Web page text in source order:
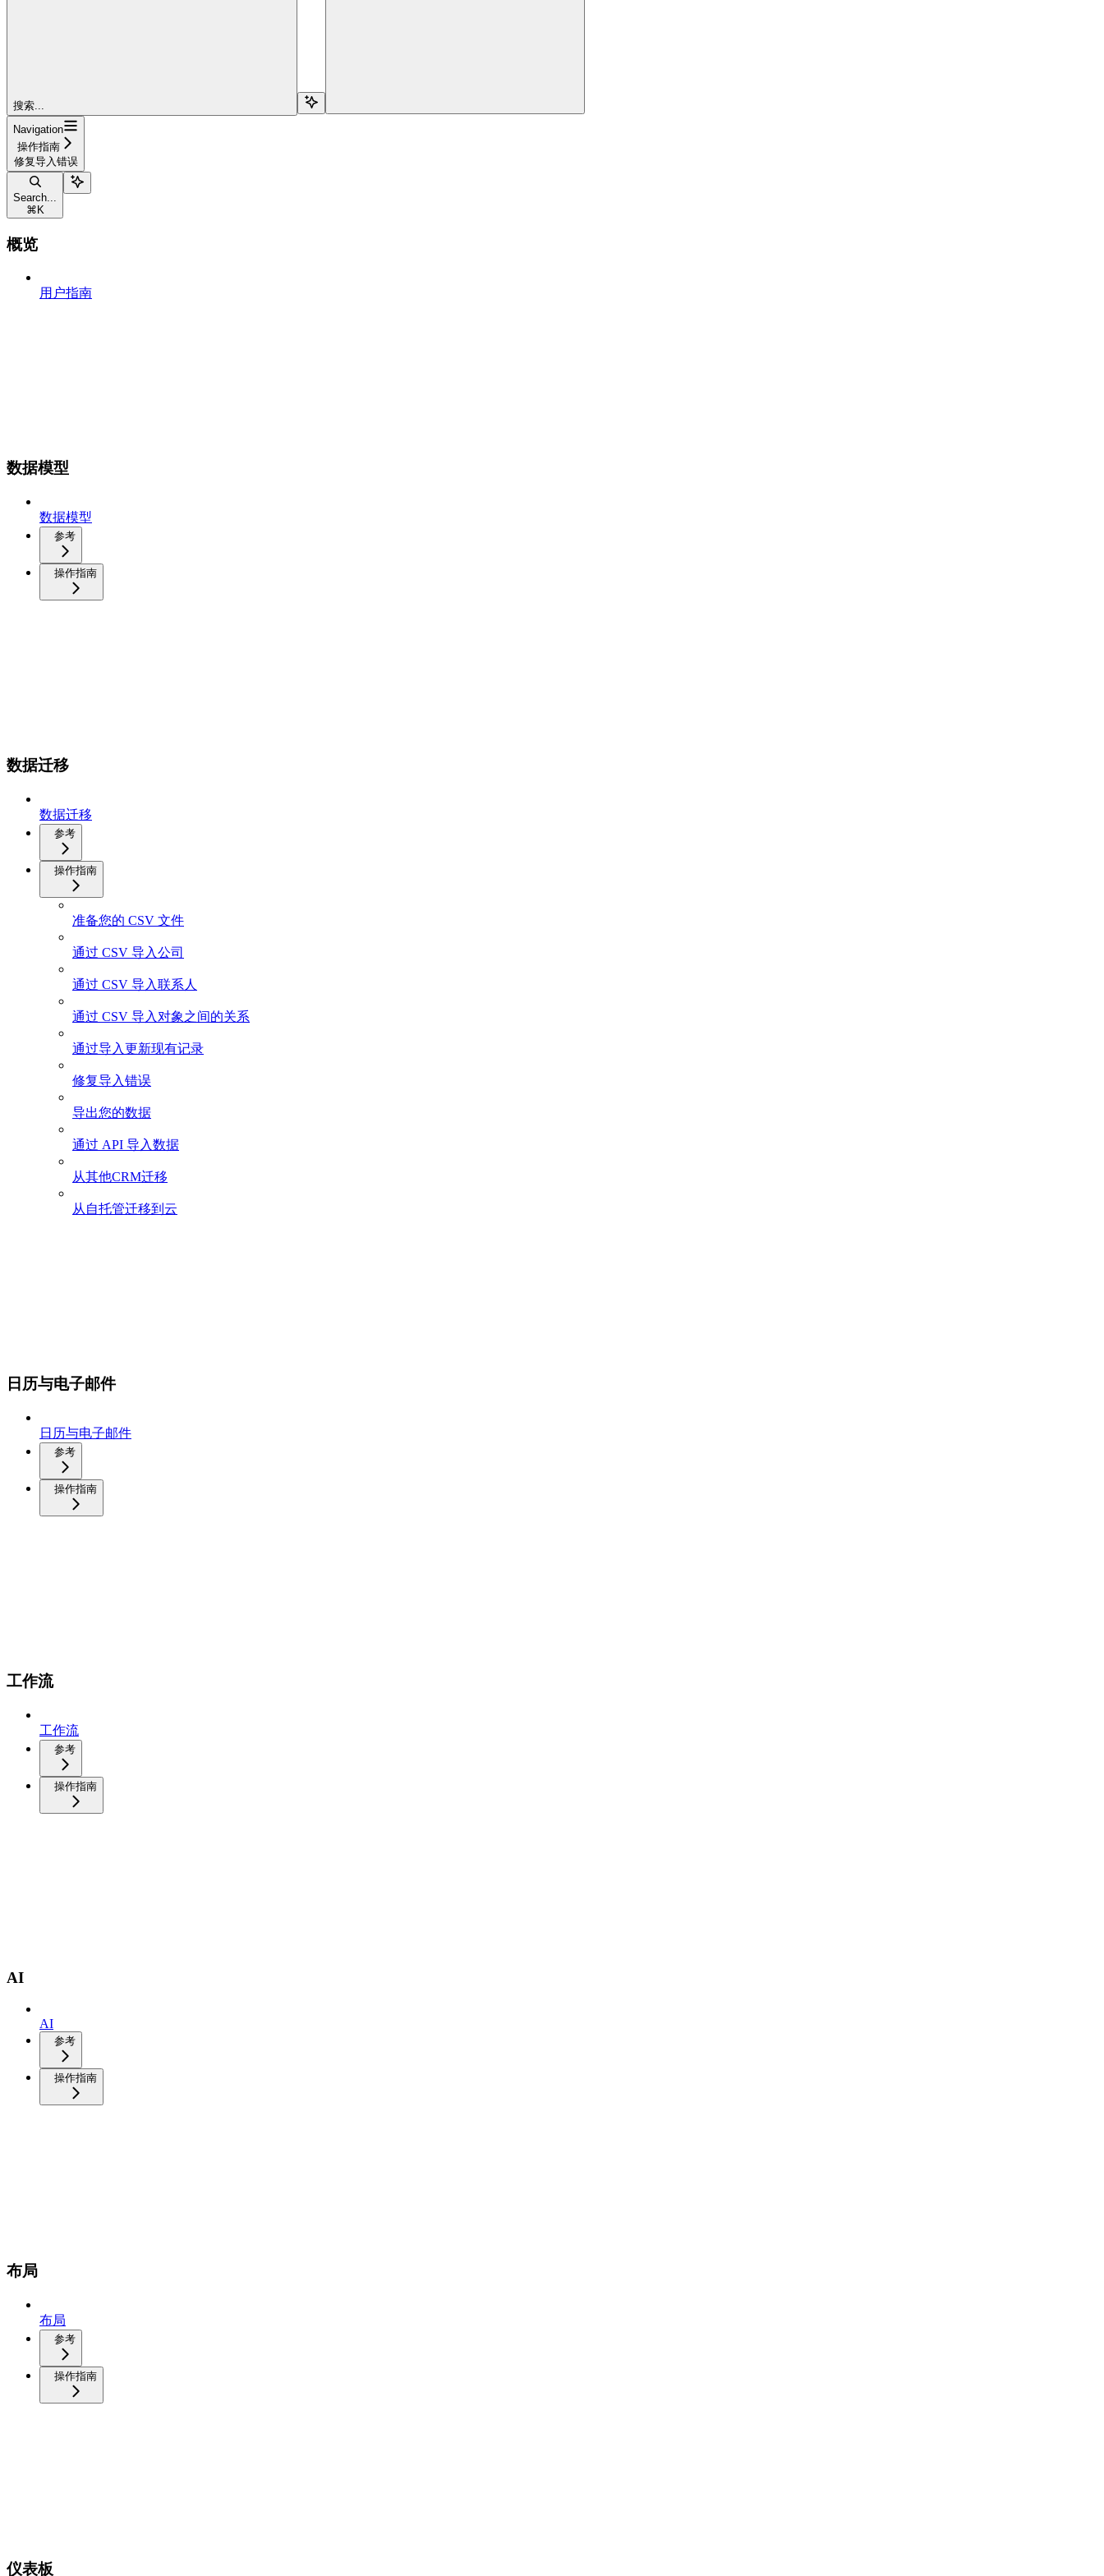
搜索...
Navigation
操作指南
修复导入错误
Search...
⌘ K
概览
用户指南
数据模型
数据模型
参考
操作指南
数据迁移
数据迁移
参考
操作指南
准备您的 CSV 文件
通过 CSV 导入公司
通过 CSV 导入联系人
通过 CSV 导入对象之间的关系
通过导入更新现有记录
修复导入错误
导出您的数据
通过 API 导入数据
从其他CRM迁移
从自托管迁移到云
日历与电子邮件
日历与电子邮件
参考
操作指南
工作流
工作流
参考
操作指南
AI
AI
参考
操作指南
布局
布局
参考
操作指南
仪表板